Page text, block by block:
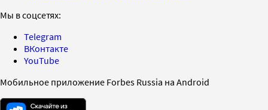
Мы в соцсетях:
Telegram
ВКонтакте
YouTube
Мобильное приложение Forbes Russia на Android